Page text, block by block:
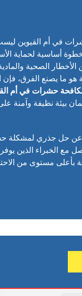
في أم القيوين
أساسية لحماية
الصحية
هو ما يصنع الفرق، فإن
حشرات في أم
بيئة نظيفة وآمنة
عن حل جذري لمشكلة
مع الخبراء الذين
بأعلى مستوى من